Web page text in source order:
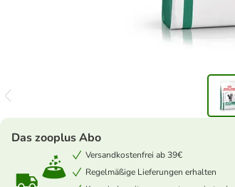
Das zooplus Abo
Versandkostenfrei ab 39€
Regelmäßige Lieferungen erhalten